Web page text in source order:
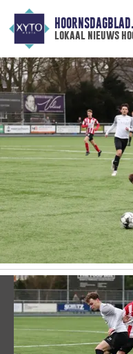
lokaal nieuws
Vorige